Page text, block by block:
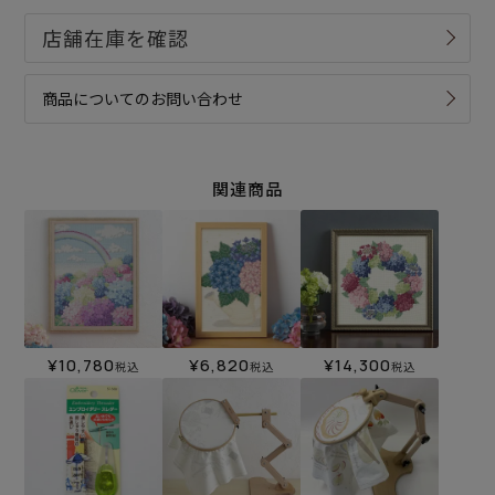
商品についてのお問い合わせ
関連商品
¥10,780税込 ¥6,820税込 ¥14,300税込